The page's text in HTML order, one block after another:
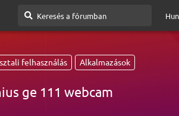
felhasználás Alkalmazások
ge 111 webcam